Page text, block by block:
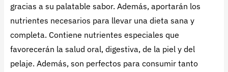
gracias a su palatable sabor. Además, aportarán los
nutrientes necesarios para llevar una dieta sana y
completa. Contiene nutrientes especiales que
favorecerán la salud oral, digestiva, de la piel y del
pelaje. Además, son perfectos para consumir tanto